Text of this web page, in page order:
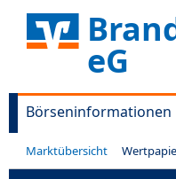
eG
Börseninformationen
Marktübersicht